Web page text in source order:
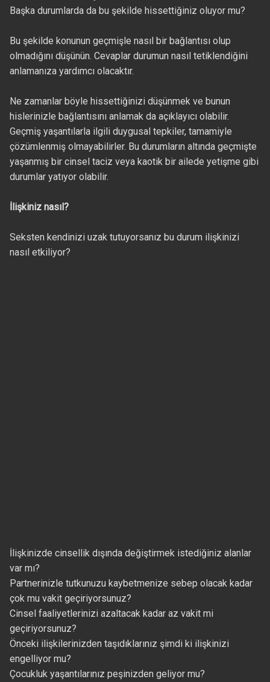
Başka durumlarda da bu şekilde hissettiğiniz oluyor mu?
Bu şekilde konunun geçmişle nasıl bir bağlantısı olup
olmadığını düşünün. Cevaplar durumun nasıl tetiklendiğini
anlamanıza yardımcı olacaktır.
Ne zamanlar böyle hissettiğinizi düşünmek ve bunun
hislerinizle bağlantısını anlamak da açıklayıcı olabilir.
Geçmiş yaşantılarla ilgili duygusal tepkiler, tamamiyle
çözümlenmiş olmayabilirler. Bu durumların altında geçmişte
yaşanmış bir cinsel taciz veya kaotik bir ailede yetişme gibi
durumlar yatıyor olabilir.
İlişkiniz nasıl?
Seksten kendinizi uzak tutuyorsanız bu durum ilişkinizi
nasıl etkiliyor?
İlişkinizde cinsellik dışında değiştirmek istediğiniz alanlar
var mı?
Partnerinizle tutkunuzu kaybetmenize sebep olacak kadar
çok mu vakit geçiriyorsunuz?
Cinsel faaliyetlerinizi azaltacak kadar az vakit mi
geçiriyorsunuz?
Önceki ilişkilerinizden taşıdıklarınız şimdi ki ilişkinizi
engelliyor mu?
Çocukluk yaşantılarınız peşinizden geliyor mu?